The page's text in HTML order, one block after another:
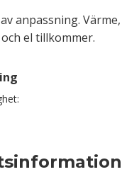
anpassning. Värme,
el tillkommer.